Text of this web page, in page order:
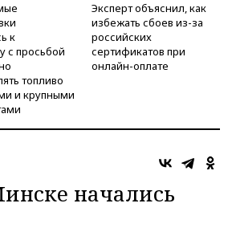
к
с просьбой
топливо
и крупными
Эксперт объяснил, как
избежать сбоев из-за
российских
сертификатов при
онлайн-оплате
начались